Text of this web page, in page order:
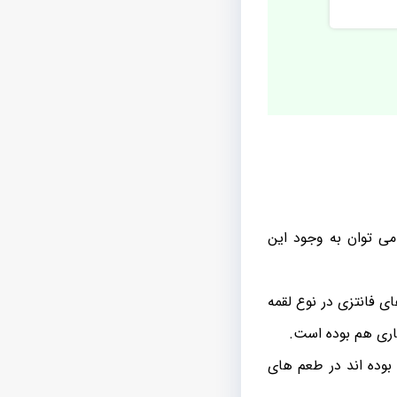
توان به وجود این
فانتزی در نوع لقمه
هم بوده است.
اند در طعم های